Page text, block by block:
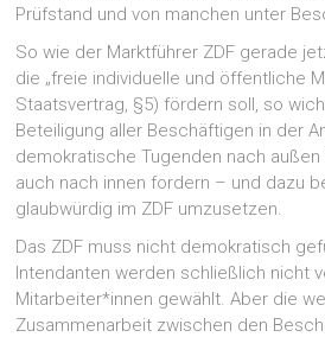
Prüfstand und von manchen unter
So wie der Marktführer ZDF gerade
die „freie individuelle und öffentliche
Staatsvertrag, §5) fördern soll, so
Beteiligung aller Beschäftigen in der
demokratische Tugenden nach
auch nach innen fordern – und dazu
glaubwürdig im ZDF umzusetzen.
Das ZDF muss nicht demokratisch
Intendanten werden schließlich nicht
Mitarbeiter*innen gewählt. Aber die
Zusammenarbeit zwischen den